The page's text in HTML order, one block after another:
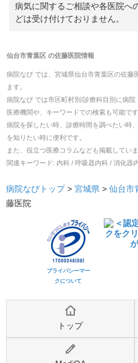
病気に関するご相談や各医院へ
どは受け付けておりません。
仙台市青葉区の佐藤医院情報
病院なび では、 宮城県仙台市青葉区の佐藤
ます。
病院なび では市区町村別/診療科目別に病
医療機関や、キーワードでの検索も可能です
病院を探したい時、診療時間を調べたい時
を知りたい時に便利です。
また、役立つ医療コラムなども掲載してい
関連キーワード: 内科 / 呼吸器内科 / 消化器
病院なびトップ > 宮城県 > 仙台市
藤医院
プライバシーマー
クについて
トップ